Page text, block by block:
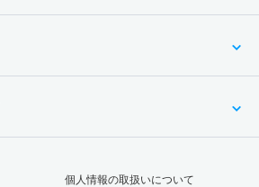
個人情報の取扱いについて